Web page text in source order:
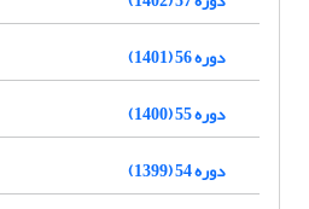
دوره 56 (1401)
دوره 55 (1400)
دوره 54 (1399)